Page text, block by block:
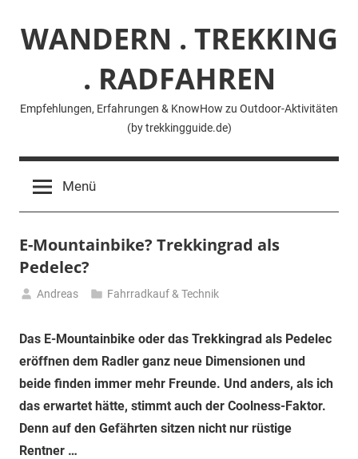
Inhalt
springenWANDERN . TREKKING
. RADFAHREN
Empfehlungen, Erfahrungen & KnowHow zu Outdoor-Aktivitäten
(by trekkingguide.de)
Menü
E-Mountainbike? Trekkingrad als
Pedelec?
Mai
Andreas Fahrradkauf & Technik
Das E-Mountainbike oder das Trekkingrad als Pedelec
eröffnen dem Radler ganz neue Dimensionen und
beide finden immer mehr Freunde. Und anders, als ich
das erwartet hätte, stimmt auch der Coolness-Faktor.
Denn auf den Gefährten sitzen nicht nur rüstige
Rentner …